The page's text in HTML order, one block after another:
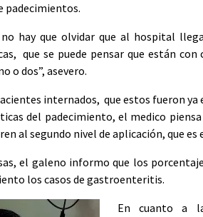
padecimientos.
hay que olvidar que al hospital
que se puede pensar que están
o dos”, asevero.
internados, que estos fueron
del padecimiento, el medico
al segundo nivel de aplicación, que es
el galeno informo que los
los casos de gastroenteritis.
En cuanto a